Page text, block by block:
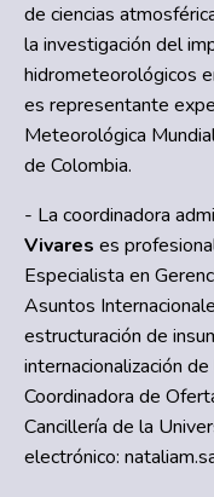
de ciencias
la investigación del
hidrometeorológicos
es representante
Meteorológica
de Colombia.
- La coordinadora
Vivares es
Especialista en
Asuntos
estructuración de
internacionalización
Coordinadora de
Cancillería de la
electrónico: